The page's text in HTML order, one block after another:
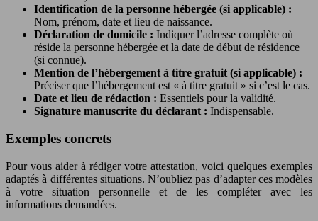
Identification de la personne hébergée (si applicable) :
Nom, prénom, date et lieu de naissance.
Déclaration de domicile : Indiquer l’adresse complète où
réside la personne hébergée et la date de début de résidence
(si connue).
Mention de l’hébergement à titre gratuit (si applicable) :
Préciser que l’hébergement est « à titre gratuit » si c’est le cas.
Date et lieu de rédaction : Essentiels pour la validité.
Signature manuscrite du déclarant : Indispensable.
Exemples concrets
Pour vous aider à rédiger votre attestation, voici quelques exemples
adaptés à différentes situations. N’oubliez pas d’adapter ces modèles
à votre situation personnelle et de les compléter avec les
informations demandées.